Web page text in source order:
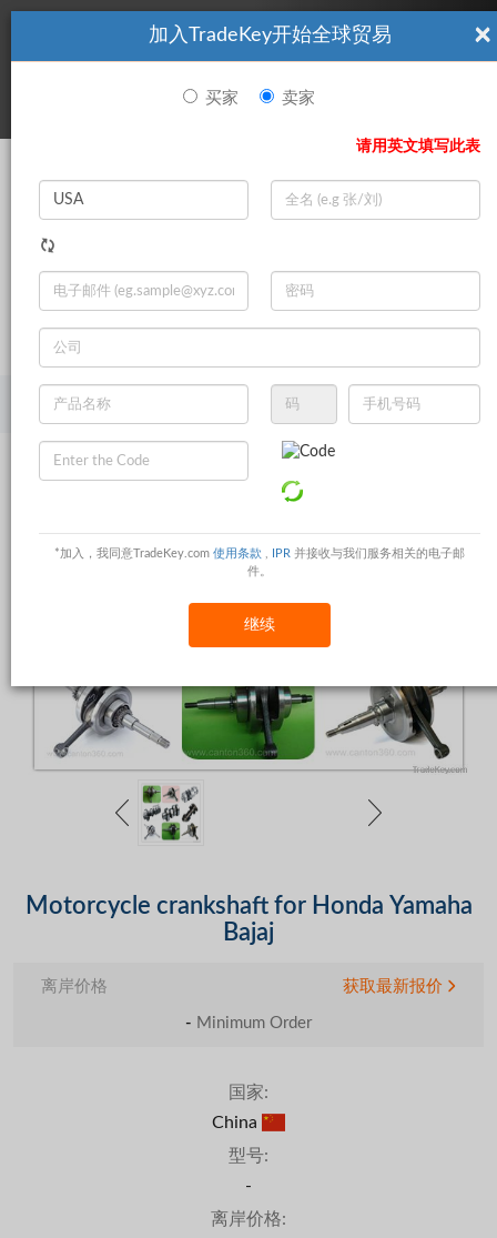
看起來你不是TradeKey.com的會員。 立即註冊，與全球超過7
百萬的進口商和出口商建立聯繫。 立即加入 |
登录
Search
×
加入TradeKey开始全球贸易
买家 卖家
请用英文填写此表
*加入，我同意TradeKey.com 使用条款 IPR 并接收与我们服务相关的电子邮
件。
继续
产品
摩托车发动机
摩托车曲柄机构
Motorcycle crankshaft for Honda Yamaha
Bajaj
离岸价格 获取最新报价
- Minimum Order
国家:
China
型号:
-
离岸价格: